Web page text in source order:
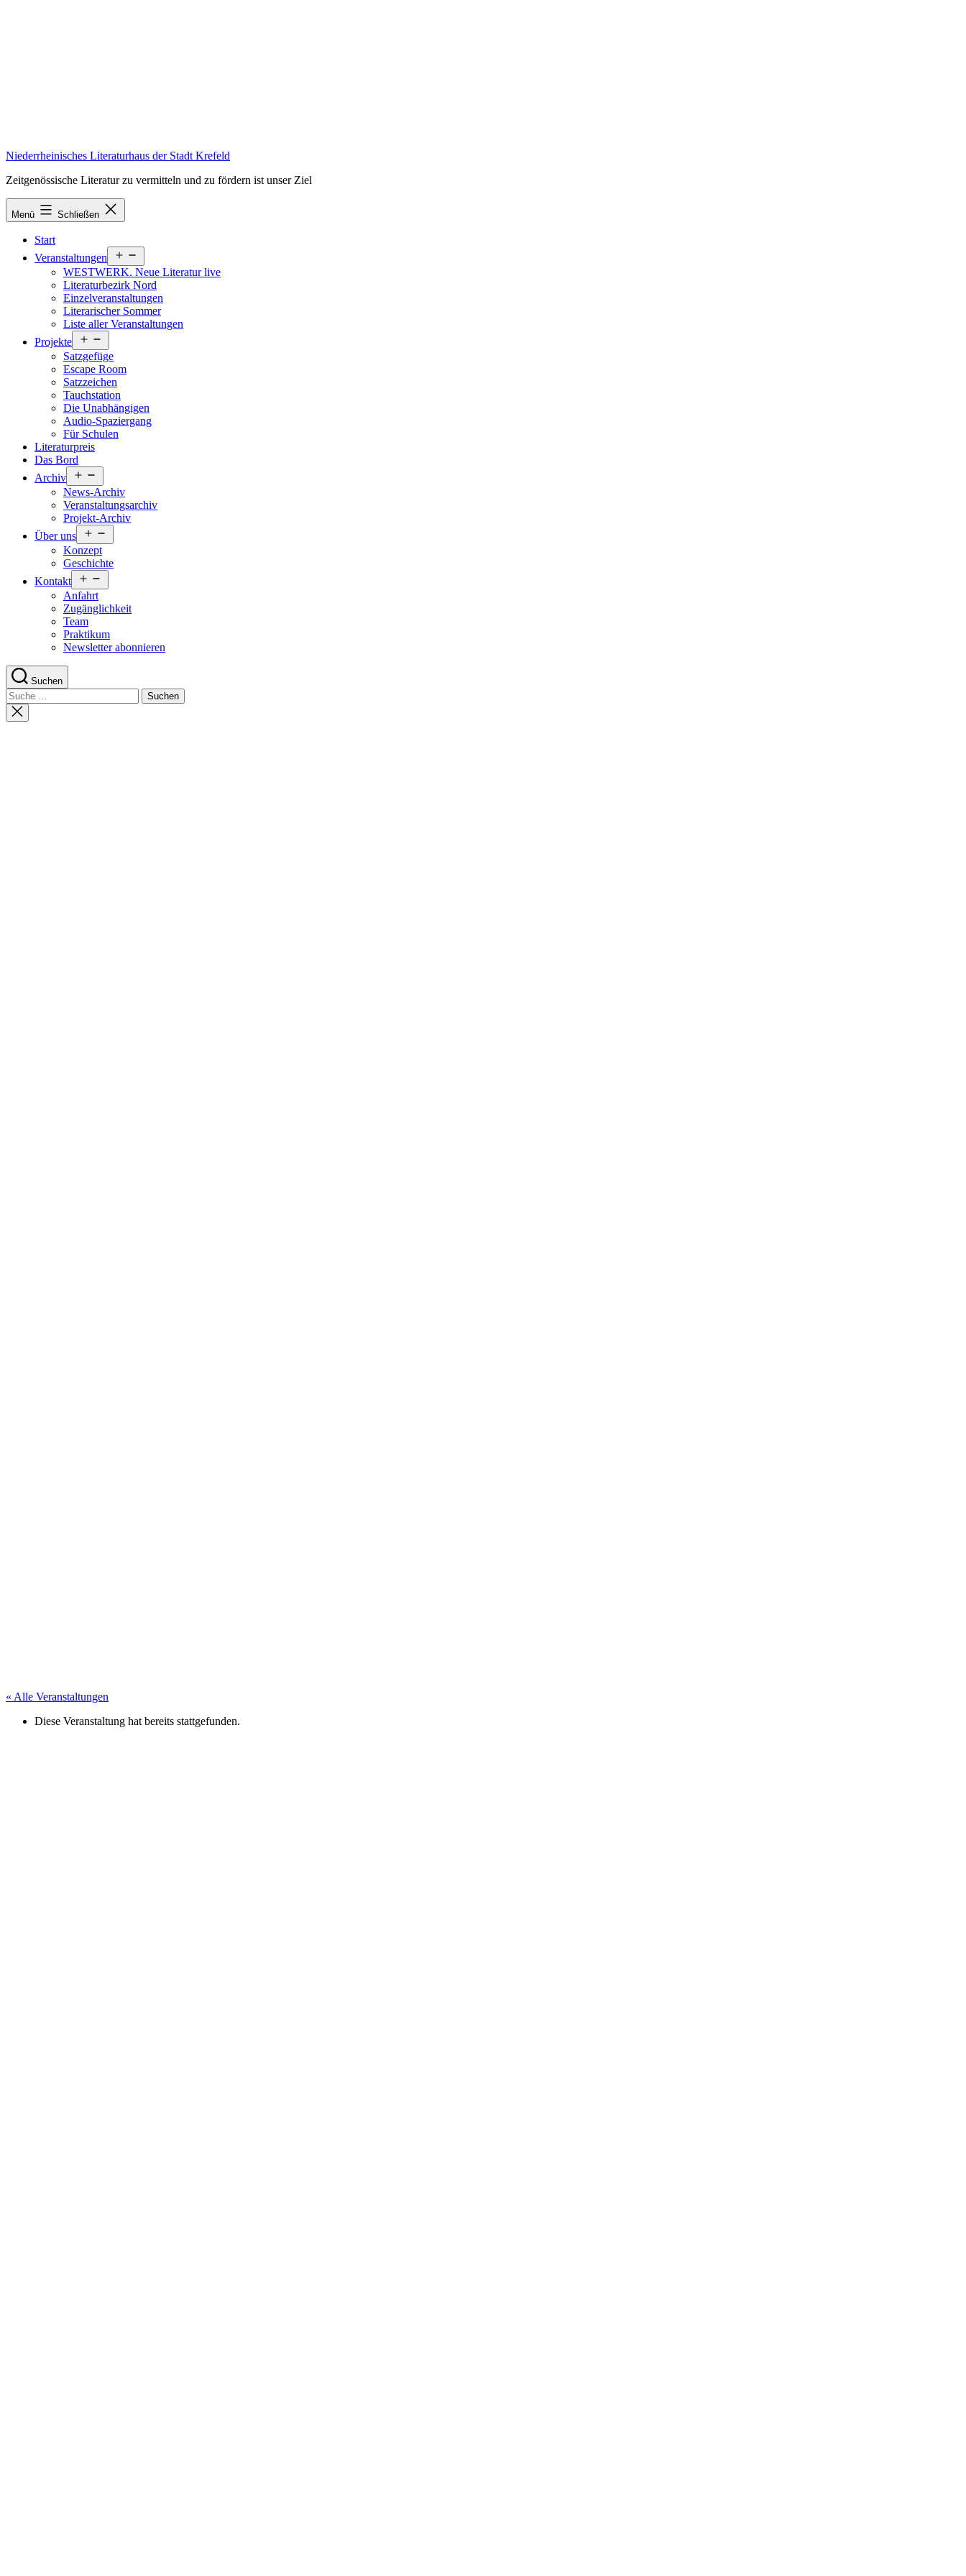
Niederrheinisches Literaturhaus der Stadt Krefeld
Zeitgenössische Literatur zu vermitteln und zu fördern ist unser Ziel
Menü Schließen
Start
Veranstaltungen
öffnen
WESTWERK. Neue Literatur live
Literaturbezirk Nord
Einzelveranstaltungen
Literarischer Sommer
Liste aller Veranstaltungen
Projekte
öffnen
Satzgefüge
Escape Room
Satzzeichen
Tauchstation
Die Unabhängigen
Audio-Spaziergang
Für Schulen
Literaturpreis
Das Bord
Archiv
öffnen
News-Archiv
Veranstaltungsarchiv
Projekt-Archiv
Über uns
öffnen
Konzept
Geschichte
Kontakt
öffnen
Anfahrt
Zugänglichkeit
Team
Praktikum
Newsletter abonnieren
Suchen
Suche
nach:
Suche
schließen
« Alle Veranstaltungen
Diese Veranstaltung hat bereits stattgefunden.